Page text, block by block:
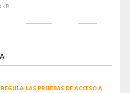
KB
LAS PRUEBAS DE ACCESO A